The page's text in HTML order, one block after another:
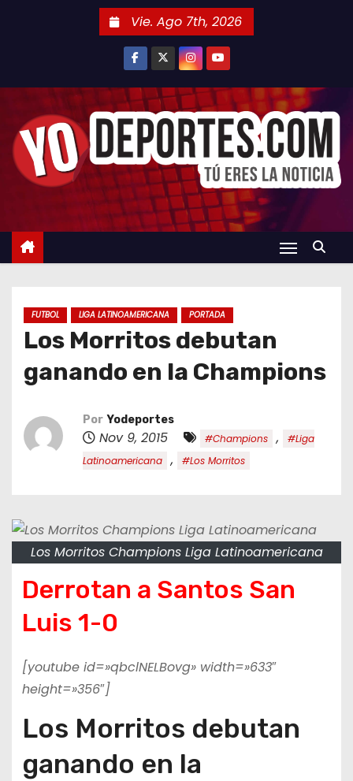
n
Vie. Ago 7th, 2026
FUTBOL LIGA LATINOAMERICANA PORTADA
Los Morritos debutan
ganando en la Champions
Por Yodeportes
Nov 9, 2015 #Champions ,
#Liga
Latinoamericana
, #Los Morritos
Los Morritos Champions Liga Latinoamericana
Derrotan a Santos San
Luis 1-0
[youtube id=»qbclNELBovg» width=»633″
height=»356″]
Los Morritos debutan
ganando en la